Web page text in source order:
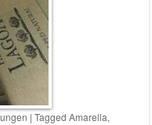
| Tagged Amarella,